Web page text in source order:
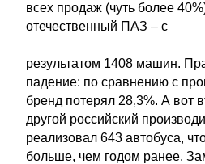
всех продаж (чуть более
отечественный ПАЗ – с
результатом 1408 машин.
падение: по сравнению с
бренд потерял 28,3%. А вот
другой российский
реализовал 643 автобуса,
больше, чем годом ранее.